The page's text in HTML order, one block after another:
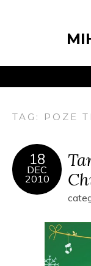
TAG: POZE
18
DEC
2010